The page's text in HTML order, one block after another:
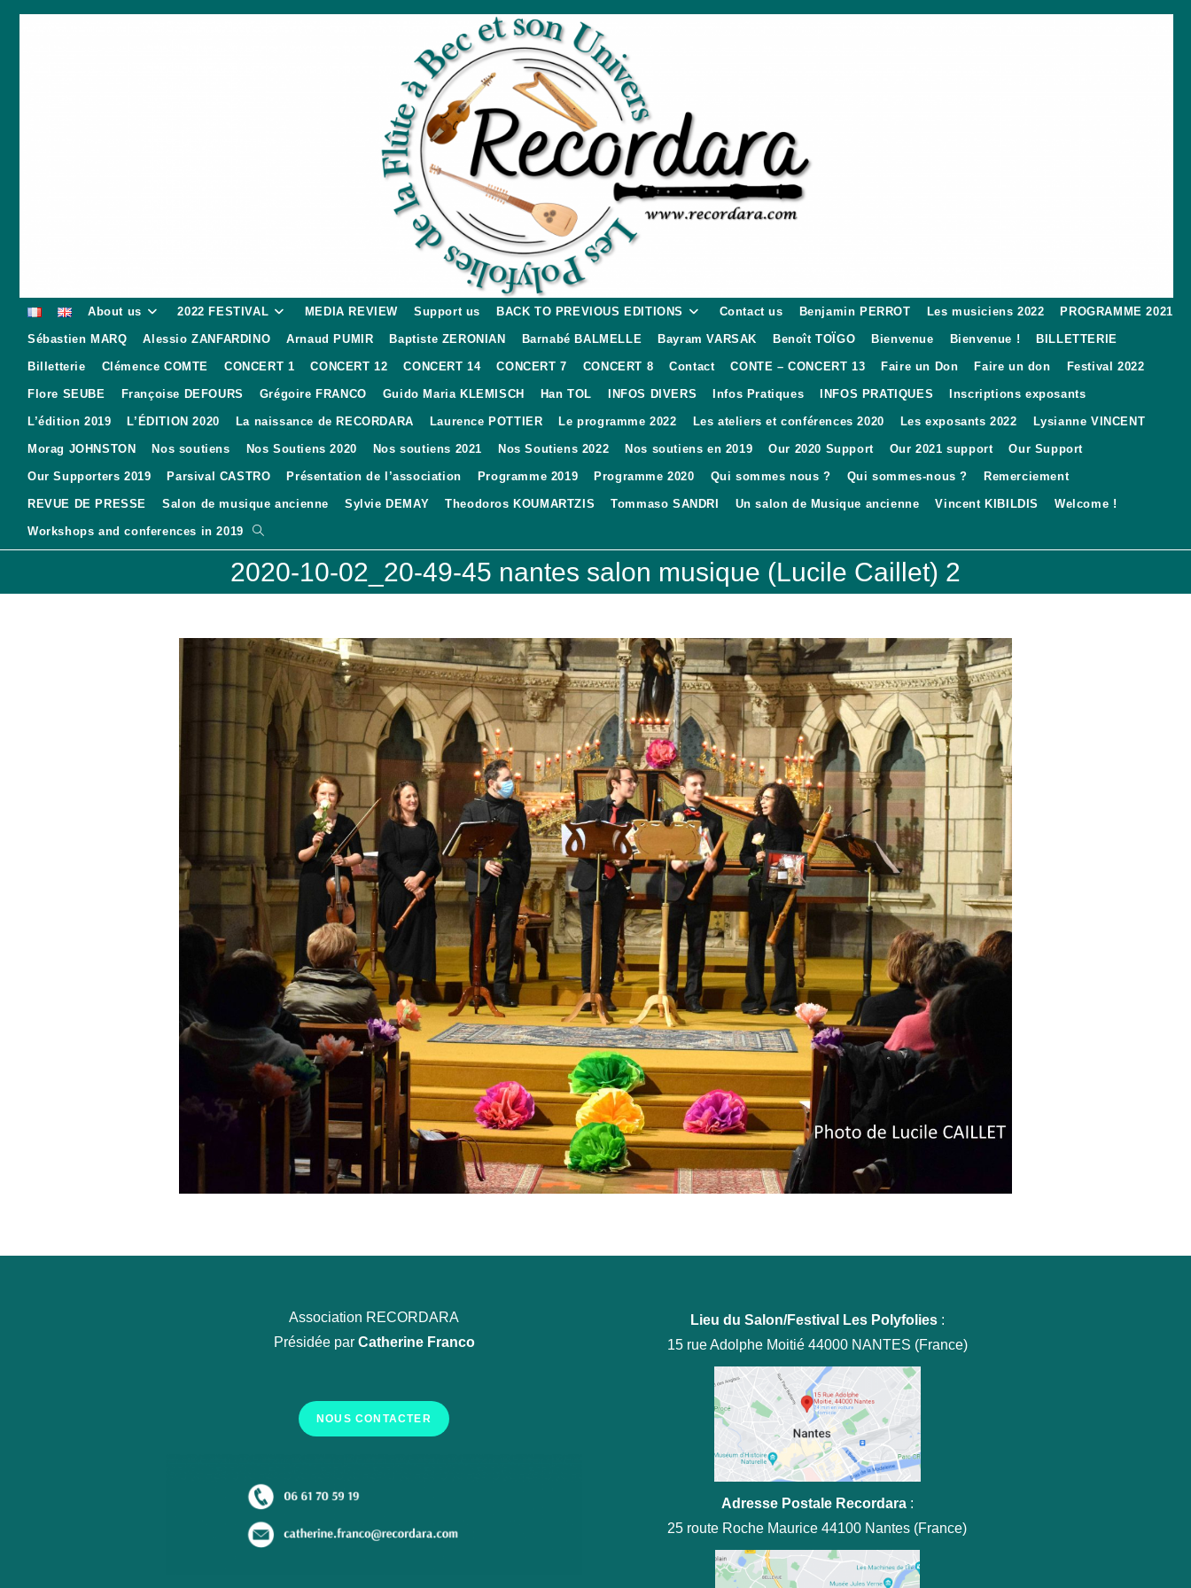
About us 2022 FESTIVAL MEDIA REVIEW Support us BACK TO PREVIOUS EDITIONS Contact us Benjamin PERROT Les musiciens 2022 PROGRAMME 2021
Sébastien MARQ Alessio ZANFARDINO Arnaud PUMIR Baptiste ZERONIAN Barnabé BALMELLE Bayram VARSAK Benoît TOÏGO Bienvenue Bienvenue ! BILLETTERIE
Billetterie Clémence COMTE CONCERT 1 CONCERT 12 CONCERT 14 CONCERT 7 CONCERT 8 Contact CONTE – CONCERT 13 Faire un Don Faire un don Festival 2022
Flore SEUBE Françoise DEFOURS Grégoire FRANCO Guido Maria KLEMISCH Han TOL INFOS DIVERS Infos Pratiques INFOS PRATIQUES Inscriptions exposants
L’édition 2019 L’ÉDITION 2020 La naissance de RECORDARA Laurence POTTIER Le programme 2022 Les ateliers et conférences 2020 Les exposants 2022 Lysianne VINCENT
Morag JOHNSTON Nos soutiens Nos Soutiens 2020 Nos soutiens 2021 Nos Soutiens 2022 Nos soutiens en 2019 Our 2020 Support Our 2021 support Our Support
Our Supporters 2019 Parsival CASTRO Présentation de l’association Programme 2019 Programme 2020 Qui sommes nous ? Qui sommes-nous ? Remerciement
REVUE DE PRESSE Salon de musique ancienne Sylvie DEMAY Theodoros KOUMARTZIS Tommaso SANDRI Un salon de Musique ancienne Vincent KIBILDIS Welcome !
Workshops and conferences in 2019
Toggle
search
2020-10-02_20-49-45 nantes salon musique (Lucile Caillet) 2
Association RECORDARA
Présidée par Catherine Franco
NOUS CONTACTER
Lieu du Salon/Festival Les Polyfolies:
15 rue Adolphe Moitié 44000 NANTES (France)
Adresse Postale Recordara:
25 route Roche Maurice 44100 Nantes (France)